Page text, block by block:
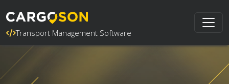
Transport Management Software